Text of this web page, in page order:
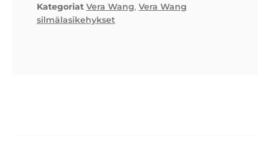
Kategoriat Vera Wang, Vera Wang
silmälasikehykset